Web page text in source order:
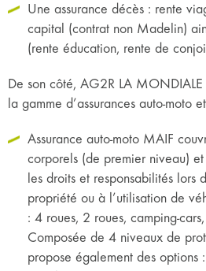
Une assurance décès : rente
capital (contrat non Madelin)
(rente éducation, rente de
De son côté, AG2R LA MONDIALE
la gamme d’assurances auto-moto
Assurance auto-moto MAIF
corporels (de premier niveau)
les droits et responsabilités lors
propriété ou à l’utilisation de
: 4 roues, 2 roues, camping-
Composée de 4 niveaux de
propose également des options